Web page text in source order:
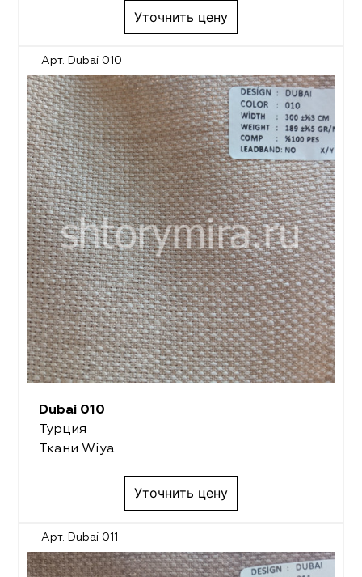
Уточнить цену
Арт. Dubai 010
Dubai 010
Турция
Ткани Wiya
Уточнить цену
Арт. Dubai 011